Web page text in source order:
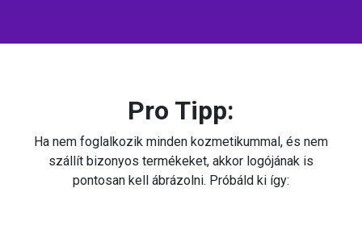
Pro Tipp:
Ha nem foglalkozik minden kozmetikummal, és nem
szállít bizonyos termékeket, akkor logójának is
pontosan kell ábrázolni. Próbáld ki így: